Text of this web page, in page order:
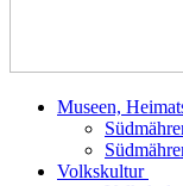
Museen,
Volkskultur